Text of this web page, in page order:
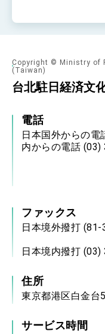
Copyright © Ministry of
(Taiwan)
台北駐日経済文
電話
日本国外からの
内からの電話 (03)
ファックス
日本境外撥打
日本境内撥打
住所
東京都港区白金台
サービス時間